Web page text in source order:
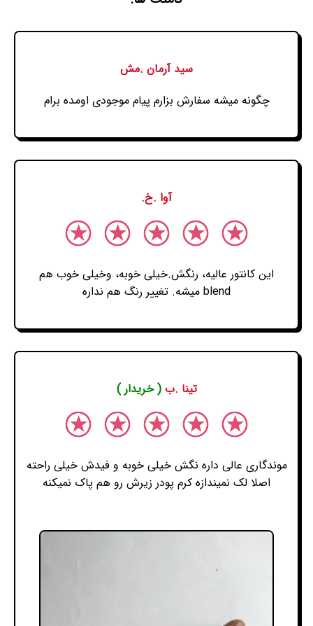
سید آرمان .مش
چگونه میشه سفارش بزارم پیام موجودی اومده برام
آوا .خ.
این کانتور عالیه، رنگش.خیلی خوبه، وخیلی خوب هم
blend میشه. تغییر رنگ هم نداره
تینا .ب( خریدار )
موندگاری عالی داره نگش خیلی خوبه و فیدش خیلی راحته
اصلا لک نمیندازه کرم پودر زیرش رو هم پاک نمیکنه